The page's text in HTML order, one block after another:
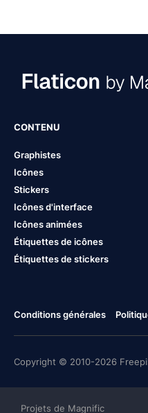
CONTENU
Graphistes
Icônes
Stickers
Icônes d'interface
Icônes animées
Étiquettes de icônes
Étiquettes de stickers
Conditions générales
Copyright © 2010-2026
Projets de Magnific